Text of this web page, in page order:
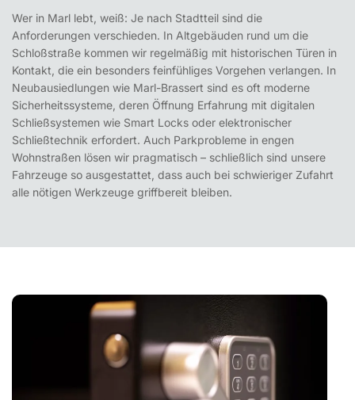
Wer in Marl lebt, weiß: Je nach Stadtteil sind die
Anforderungen verschieden. In Altgebäuden rund um die
Schloßstraße kommen wir regelmäßig mit historischen Türen in
Kontakt, die ein besonders feinfühliges Vorgehen verlangen. In
Neubausiedlungen wie Marl-Brassert sind es oft moderne
Sicherheitssysteme, deren Öffnung Erfahrung mit digitalen
Schließsystemen wie Smart Locks oder elektronischer
Schließtechnik erfordert. Auch Parkprobleme in engen
Wohnstraßen lösen wir pragmatisch – schließlich sind unsere
Fahrzeuge so ausgestattet, dass auch bei schwieriger Zufahrt
alle nötigen Werkzeuge griffbereit bleiben.